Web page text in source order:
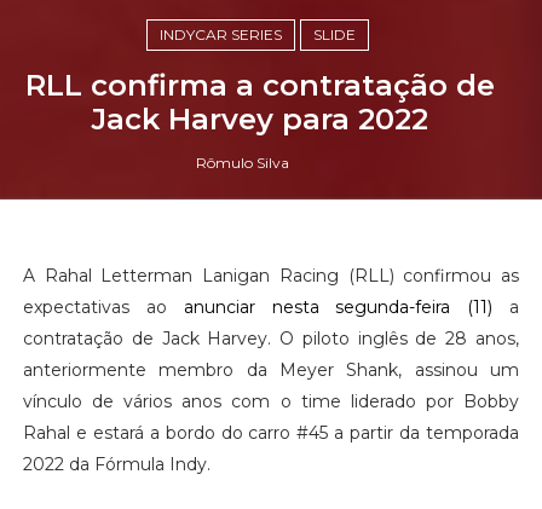
INDYCAR SERIES SLIDE
RLL confirma a contratação de
Jack Harvey para 2022
Rômulo Silva
A Rahal Letterman Lanigan Racing (RLL) confirmou as
expectativas ao anunciar nesta segunda-feira (11) a
contratação de Jack Harvey. O piloto inglês de 28 anos,
anteriormente membro da Meyer Shank, assinou um
vínculo de vários anos com o time liderado por Bobby
Rahal e estará a bordo do carro #45 a partir da temporada
2022 da Fórmula Indy.